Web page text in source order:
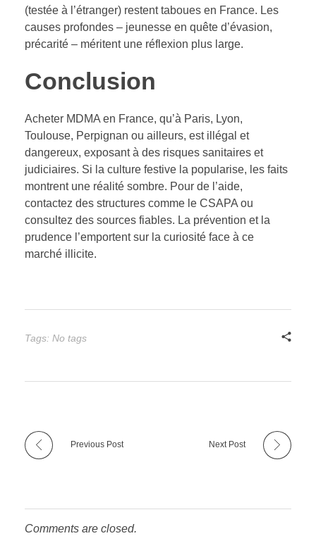
(testée à l’étranger) restent taboues en France. Les
causes profondes – jeunesse en quête d’évasion,
précarité – méritent une réflexion plus large.
Conclusion
Acheter MDMA en France, qu’à Paris, Lyon,
Toulouse, Perpignan ou ailleurs, est illégal et
dangereux, exposant à des risques sanitaires et
judiciaires. Si la culture festive la popularise, les faits
montrent une réalité sombre. Pour de l’aide,
contactez des structures comme le CSAPA ou
consultez des sources fiables. La prévention et la
prudence l’emportent sur la curiosité face à ce
marché illicite.
Tags: No tags
Previous Post Next Post
Comments are closed.